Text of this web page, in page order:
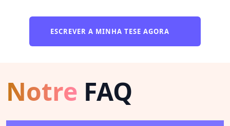
ESCREVER A MINHA TESE AGORA
Notre FAQ